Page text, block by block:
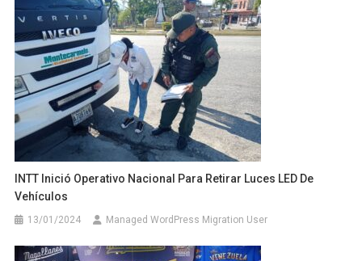
INTT Inició Operativo Nacional Para Retirar Luces LED De
Vehículos
13/01/2024 Managed WordPress Migration User